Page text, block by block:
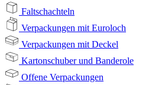
Faltschachteln
Verpackungen mit Euroloch
Verpackungen mit Deckel
Kartonschuber und Banderole
Offene Verpackungen